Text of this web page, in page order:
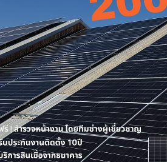
ติดตั้ง Solar Rooftop ภาคอีสาน